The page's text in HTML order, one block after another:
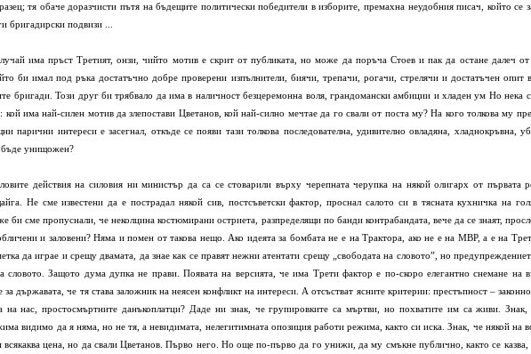
тя обаче доразчисти пътя на бъдещите политически победители в изборите, премахна неудобния писач, който се
бригадирски подвизи ...
има пръст Третият, онзи, чийто мотив е скрит от публиката, но може да поръча Стоев и пак да остане далеч от
би имал под ръка достатъчно добре проверени изпълнители, биячи, трепачи, рогачи, стрелячи и достатъчен опит
бригади. Този друг би трябвало да има в наличност безцеремонна воля, грандомански амбиции и хладен ум Но нека
кой има най-силен мотив да злепостави Цветанов, кой най-силно мечтае да го свали от поста му? На кого толкова му
парични интереси е засегнал, откъде се появи тази толкова последователна, удивително овладяна, хладнокръвна,
бъде унищожен?
действия на силовия ни министър да са се стоварили върху черепната черупка на някой олигарх от първата
Не сме известени да е пострадал някой сив, постсъветски фактор, проснал салото си в тясната кухничка на
би сме пропуснали, че неколцина костюмирани остриета, разпределящи по банди контрабандата, вече да се знаят,
и заловени? Няма и помен от такова нещо. Ако идеята за бомбата не е на Трактора, ако не е на МВР, а е на
да играе и срещу двамата, да знае как се правят нежни атентати срещу „свободата на словото”, но
словото. Защото дума дупка не прави. Появата на версията, че има Трети фактор е по-скоро елегантно снемане на
за държавата, че тя става заложник на неясен конфликт на интереси. А отсъстват ясните критерии: престъпност –
на нас, простосмъртните данъкоплатци? Даде ни знак, че групировките са мъртви, но похватите им са живи.
видимо да я няма, но не тя, а невидимата, нелегитимната опозиция работи режима, както си иска. Знак, че някой на
всякаква цена, но да свали Цветанов. Първо него. Но още по-първо да го унижи, да му смъкне публично, както се казва,